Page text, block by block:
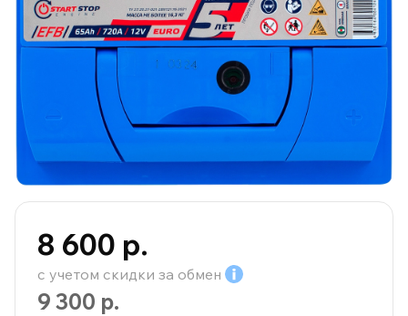
8 600 р.
с учетом скидки за обмен
9 300 р.